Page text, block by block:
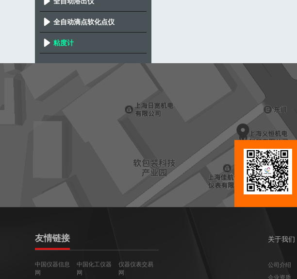
全自动滴点软化点仪
粘度计
友情链接
中国仪器信息
网
中国化工仪器
网
仪器仪表交易
网
关于我们
公司介绍
企业资质